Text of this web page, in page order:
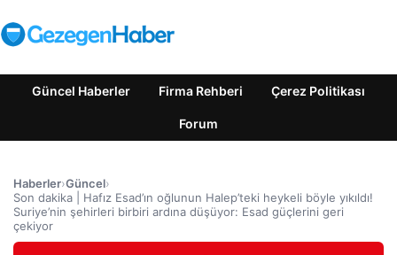
Güncel Haberler Firma Rehberi Çerez Politikası
Forum
Haberler›Güncel›
Son dakika | Hafız Esad’ın oğlunun Halep’teki heykeli böyle yıkıldı!
Suriye’nin şehirleri birbiri ardına düşüyor: Esad güçlerini geri
çekiyor